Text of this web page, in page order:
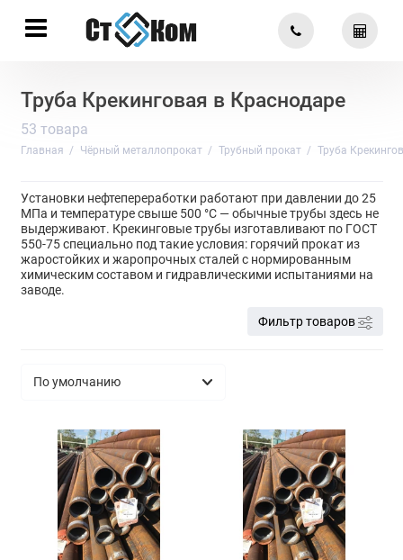
Труба Крекинговая в Краснодаре
53 товара
Главная Чёрный металлопрокат Трубный прокат Труба
Установки нефтепереработки работают при давлении до 25
МПа и температуре свыше 500 °C — обычные трубы здесь не
выдерживают. Крекинговые трубы изготавливают по ГОСТ
550-75 специально под такие условия: горячий прокат из
жаростойких и жаропрочных сталей с нормированным
химическим составом и гидравлическими испытаниями на
заводе.
Фильтр товаров